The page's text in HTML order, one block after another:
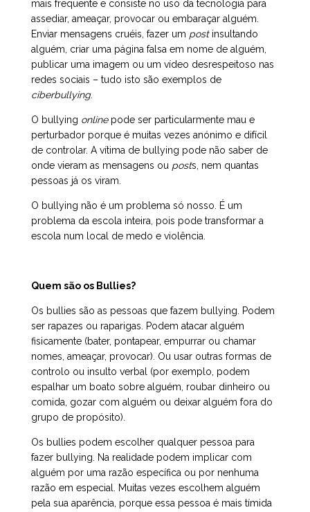
mais frequente e consiste no uso da tecnologia para
assediar, ameaçar, provocar ou embaraçar alguém.
Enviar mensagens cruéis, fazer um post insultando
alguém, criar uma página falsa em nome de alguém,
publicar uma imagem ou um vídeo desrespeitoso nas
redes sociais – tudo isto são exemplos de
ciberbullying.
O bullying onlinepode ser particularmente mau e
perturbador porque é muitas vezes anónimo e difícil
de controlar. A vítima de bullying pode não saber de
onde vieram as mensagens ou posts, nem quantas
pessoas já os viram.
O bullying não é um problema só nosso. É um
problema da escola inteira, pois pode transformar a
escola num local de medo e violência.
Quem são os Bullies?
Os bullies são as pessoas que fazem bullying. Podem
ser rapazes ou raparigas. Podem atacar alguém
fisicamente (bater, pontapear, empurrar ou chamar
nomes, ameaçar, provocar). Ou usar outras formas de
controlo ou insulto verbal (por exemplo, podem
espalhar um boato sobre alguém, roubar dinheiro ou
comida, gozar com alguém ou deixar alguém fora do
grupo de propósito).
Os bullies podem escolher qualquer pessoa para
fazer bullying. Na realidade podem implicar com
alguém por uma razão específica ou por nenhuma
razão em especial. Muitas vezes escolhem alguém
pela sua aparência, porque essa pessoa é mais tímida